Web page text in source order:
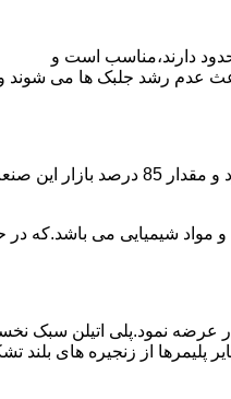
دارند،مناسب است و
عدم رشد جلبک ها می
پلی اتیلن پرمصرف ترین ماده پلیمری
و مواد شیمیایی می
اکواستار پودر پلی اتیلن سبک را با دانه بندی
پلیمرها از زنجیره های